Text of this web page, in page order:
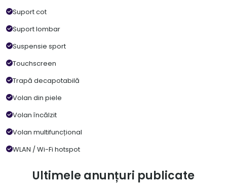
Suport cot
Suport lombar
Suspensie sport
Touchscreen
Trapă decapotabilă
Volan din piele
Volan încălzit
Volan multifuncțional
WLAN / Wi-Fi hotspot
Ultimele anunțuri publicate